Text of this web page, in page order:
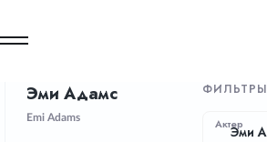
Эми Адамс
Emi Adams
ФИЛЬТРЫ
АктерЭми